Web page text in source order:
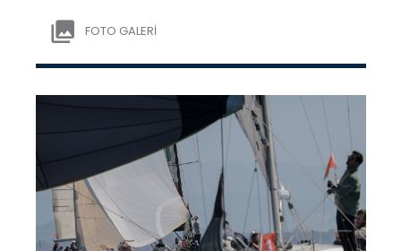
FOTO GALERİ